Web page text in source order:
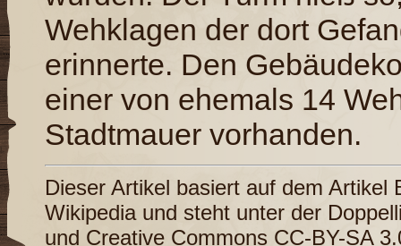
Wehklagen der dort
erinnerte. Den
einer von ehemals 14
Stadtmauer vorhanden.
Dieser Artikel basiert auf dem Artikel
Wikipediaund steht unter der
und Creative Commons CC-BY-SA